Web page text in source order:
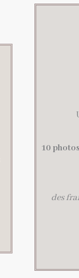
10
des